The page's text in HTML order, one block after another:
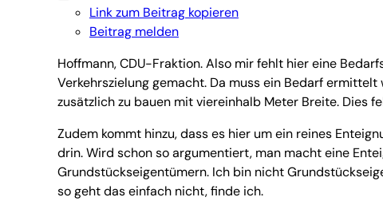
Link zum Beitrag kopieren
Beitrag melden
Hoffmann, CDU-Fraktion. Also mir fehlt hier eine
Verkehrszielung gemacht. Da muss ein Bedarf
zusätzlich zu bauen mit viereinhalb Meter Breite. Dies
Zudem kommt hinzu, dass es hier um ein reines
drin. Wird schon so argumentiert, man macht eine
Grundstückseigentümern. Ich bin nicht
so geht das einfach nicht, finde ich.